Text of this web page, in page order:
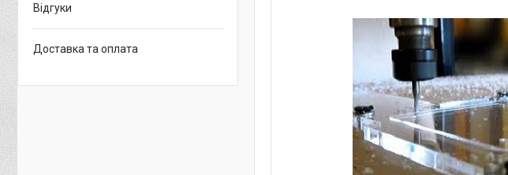
Відгуки
Доставка та оплата